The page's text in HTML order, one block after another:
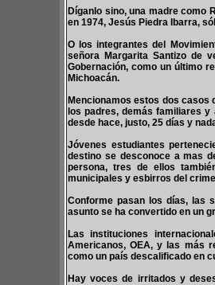
Díganlo sino, una madre como
en 1974, Jesús Piedra Ibarra,
O los integrantes del
señora Margarita Santizo de
Gobernación, como un último
Michoacán.
Mencionamos estos dos casos
los padres, demás familiares
desde hace, justo, 25 días y
Jóvenes estudiantes
destino se desconoce a mas
persona, tres de ellos
municipales y esbirros del
Conforme pasan los días, las
asunto se ha convertido en un
Las instituciones
Americanos, OEA, y las más
como un país descalificado en
Hay voces de irritados y